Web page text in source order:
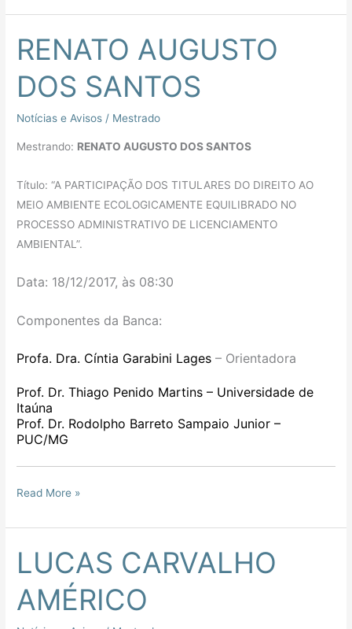
RENATO AUGUSTO
DOS SANTOS
Notícias e Avisos / Mestrado
Mestrando: RENATO AUGUSTO DOS SANTOS
Título: “A PARTICIPAÇÃO DOS TITULARES DO DIREITO AO
MEIO AMBIENTE ECOLOGICAMENTE EQUILIBRADO NO
PROCESSO ADMINISTRATIVO DE LICENCIAMENTO
AMBIENTAL”.
Data: 18/12/2017, às 08:30
Componentes da Banca:
Profa. Dra. Cíntia Garabini Lages– Orientadora
Prof. Dr. Thiago Penido Martins – Universidade de
Itaúna
Prof. Dr. Rodolpho Barreto Sampaio Junior –
PUC/MG
RENATO
AUGUSTO
DOS
SANTOS
Read More »
LUCAS CARVALHO
AMÉRICO
LUCAS
CARVALHO
AMÉRICO